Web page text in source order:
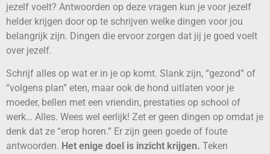
jezelf voelt? Antwoorden op deze vragen kun je voor jezelf
helder krijgen door op te schrijven welke dingen voor jou
belangrijk zijn. Dingen die ervoor zorgen dat jij je goed voelt
over jezelf.
Schrijf alles op wat er in je op komt. Slank zijn, “gezond” of
“volgens plan” eten, maar ook de hond uitlaten voor je
moeder, bellen met een vriendin, prestaties op school of
werk… Alles. Wees wel eerlijk! Zet er geen dingen op omdat je
denk dat ze “erop horen.” Er zijn geen goede of foute
antwoorden. Het enige doel is inzicht krijgen. Teken